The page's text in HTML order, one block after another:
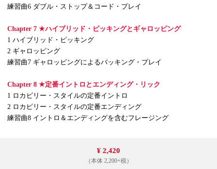
練習曲6 ダブル・ストップ＆コード・プレイ
Chapter 7 ★ハイブリッド・ピッキングとギャロッピング
1 ハイブリッド・ピッキング
2 ギャロッピング
練習曲7 ギャロッピングによるバッキング・プレイ
Chapter 8 ★定番イントロとエンディング・リック
1 ロカビリー・スタイルの定番イントロ
2 ロカビリー・スタイルの定番エンディング
練習曲8 イントロ＆エンディングを含むフレージング
¥ 2,420
（本体 2,200+税）